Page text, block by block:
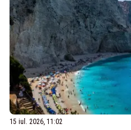
15 iul. 2026, 11:02